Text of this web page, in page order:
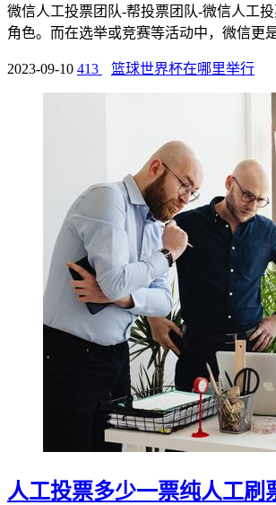
微信人工投票团队-帮投票团队-微信人工
角色。而在选举或竞赛等活动中，微信更
2023-09-10 413 篮球世界杯在哪里举行
人工投票多少一票纯人工刷